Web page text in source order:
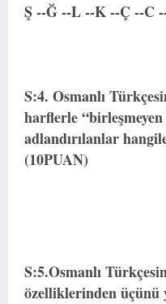
Ş --Ğ --L --K --Ç --C
S:4. Osmanlı
harflerle
adlandırılanlar
(10PUAN)
S:5.Osmanlı
özelliklerinden üçünü